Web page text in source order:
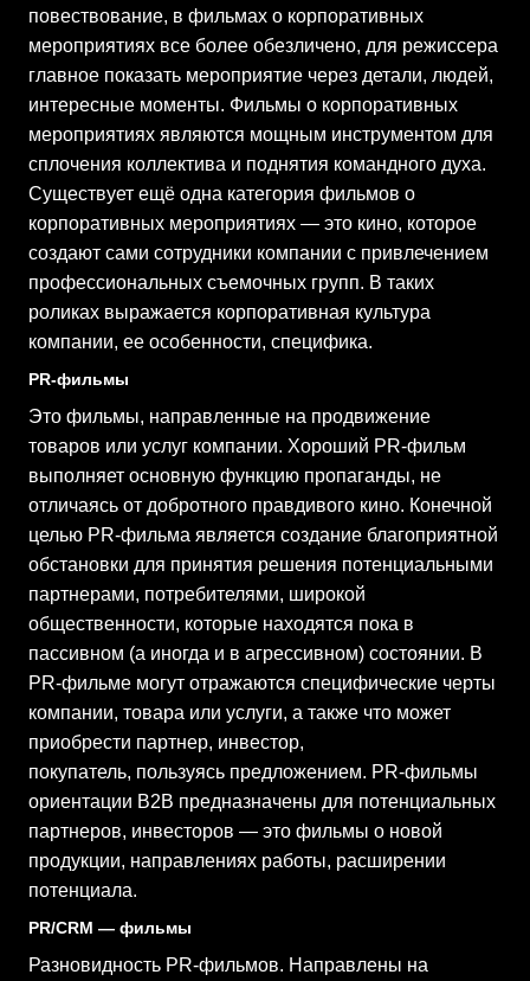
повествование, в фильмах о корпоративных
мероприятиях все более обезличено, для режиссера
главное показать мероприятие через детали, людей,
интересные моменты. Фильмы о корпоративных
мероприятиях являются мощным инструментом для
сплочения коллектива и поднятия командного духа.
Существует ещё одна категория фильмов о
корпоративных мероприятиях — это кино, которое
создают сами сотрудники компании с привлечением
профессиональных съемочных групп. В таких
роликах выражается корпоративная культура
компании, ее особенности, специфика.
PR-фильмы
Это фильмы, направленные на продвижение
товаров или услуг компании. Хороший PR-фильм
выполняет основную функцию пропаганды, не
отличаясь от добротного правдивого кино. Конечной
целью PR-фильма является создание благоприятной
обстановки для принятия решения потенциальными
партнерами, потребителями, широкой
общественности, которые находятся пока в
пассивном (а иногда и в агрессивном) состоянии. В
PR-фильме могут отражаются специфические черты
компании, товара или услуги, а также что может
приобрести партнер, инвестор,
покупатель, пользуясь предложением. PR-фильмы
ориентации B2B предназначены для потенциальных
партнеров, инвесторов — это фильмы о новой
продукции, направлениях работы, расширении
потенциала.
PR/CRM — фильмы
Разновидность PR-фильмов. Направлены на